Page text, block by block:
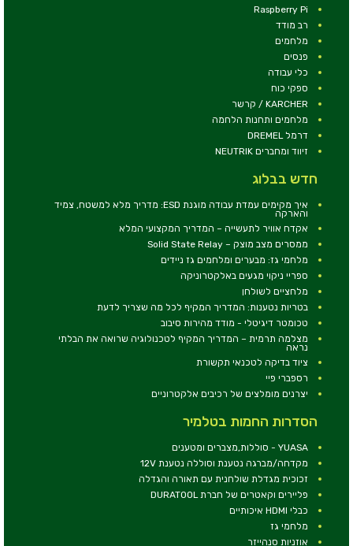
Raspberry Pi
רב מודד
מלחמים
פנסים
כלי עבודה
ספקי כוח
KARCHER / קרשר
מלחמים ותחנות הלחמה
דרמל DREMEL
זיווד ומחברים NEUTRIK
חדש בבלוג
איך מקימים עמדת עבודה מוגנת ESD: מדריך מלא למשטח, צמיד
והארקה
אקדח אוויר לתעשייה – המדריך המקצועי המלא
ממסרים מצב מוצק – Solid State Relay
מלחמי גז: מבערים ומלחמים גז ניידים
ספריי ניקוי מגעים באלקטרוניקה
מלחציים לשולחן
בטריות נטענות: המדריך המקיף לכל מה שצריך לדעת
טכומטר דיגיטלי - מודד מהירות סיבוב
מצלמה תרמית – המדריך המקיף לטכנולוגיה שרואה את הבלתי
נראה
ציוד בדיקה לטכנאי תקשורת
רספברי פיי
יצרנים מומלצים של רכיבים אלקטרוניים
הסדרות החמות בטלמיר
YUASA - סוללות,מצברים ומטענים
מקדחה/מברגה נטענת וסוללה נטענת 12V
זכוכית מגדלת שולחנית עם תאורה והגדלה
פליירים וקאטרים של חברת DURATOOL
כבלי HDMI איכותיים
מלחמי גז
אוזניות סנהייזר